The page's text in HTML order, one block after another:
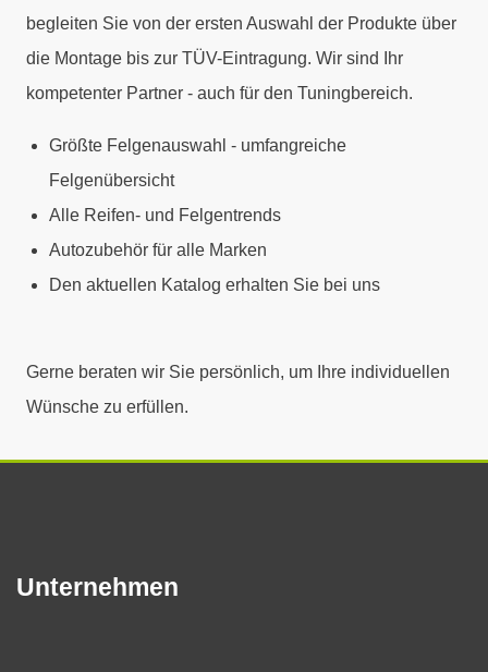
begleiten Sie von der ersten Auswahl der Produkte über
die Montage bis zur TÜV-Eintragung. Wir sind Ihr
kompetenter Partner - auch für den Tuningbereich.
Größte Felgenauswahl - umfangreiche
Felgenübersicht
Alle Reifen- und Felgentrends
Autozubehör für alle Marken
Den aktuellen Katalog erhalten Sie bei uns
Gerne beraten wir Sie persönlich, um Ihre individuellen
Wünsche zu erfüllen.
Unternehmen